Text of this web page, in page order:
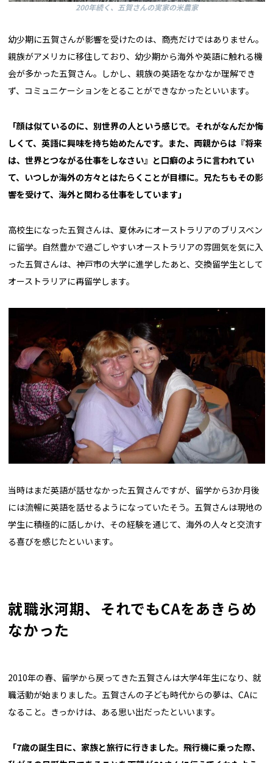
200年続く、五賀さんの実家の米農家
幼少期に五賀さんが影響を受けたのは、商売だけではありません。
親族がアメリカに移住しており、幼少期から海外や英語に触れる機
会が多かった五賀さん。しかし、親族の英語をなかなか理解でき
ず、コミュニケーションをとることができなかったといいます。
「顔は似ているのに、別世界の人という感じで。それがなんだか悔
しくて、英語に興味を持ち始めたんです。また、両親からは『将来
は、世界とつながる仕事をしなさい』と口癖のように言われてい
て、いつしか海外の方々とはたらくことが目標に。兄たちもその影
響を受けて、海外と関わる仕事をしています」
高校生になった五賀さんは、夏休みにオーストラリアのブリスベン
に留学。自然豊かで過ごしやすいオーストラリアの雰囲気を気に入
った五賀さんは、神戸市の大学に進学したあと、交換留学生として
オーストラリアに再留学します。
当時はまだ英語が話せなかった五賀さんですが、留学から3か月後
には流暢に英語を話せるようになっていたそう。五賀さんは現地の
学生に積極的に話しかけ、その経験を通じて、海外の人々と交流す
る喜びを感じたといいます。
就職氷河期、それでもCAをあきらめ
なかった
2010年の春、留学から戻ってきた五賀さんは大学4年生になり、就
職活動が始まりました。五賀さんの子ども時代からの夢は、CAに
なること。きっかけは、ある思い出だったといいます。
「7歳の誕生日に、家族と旅行に行きました。飛行機に乗った際、